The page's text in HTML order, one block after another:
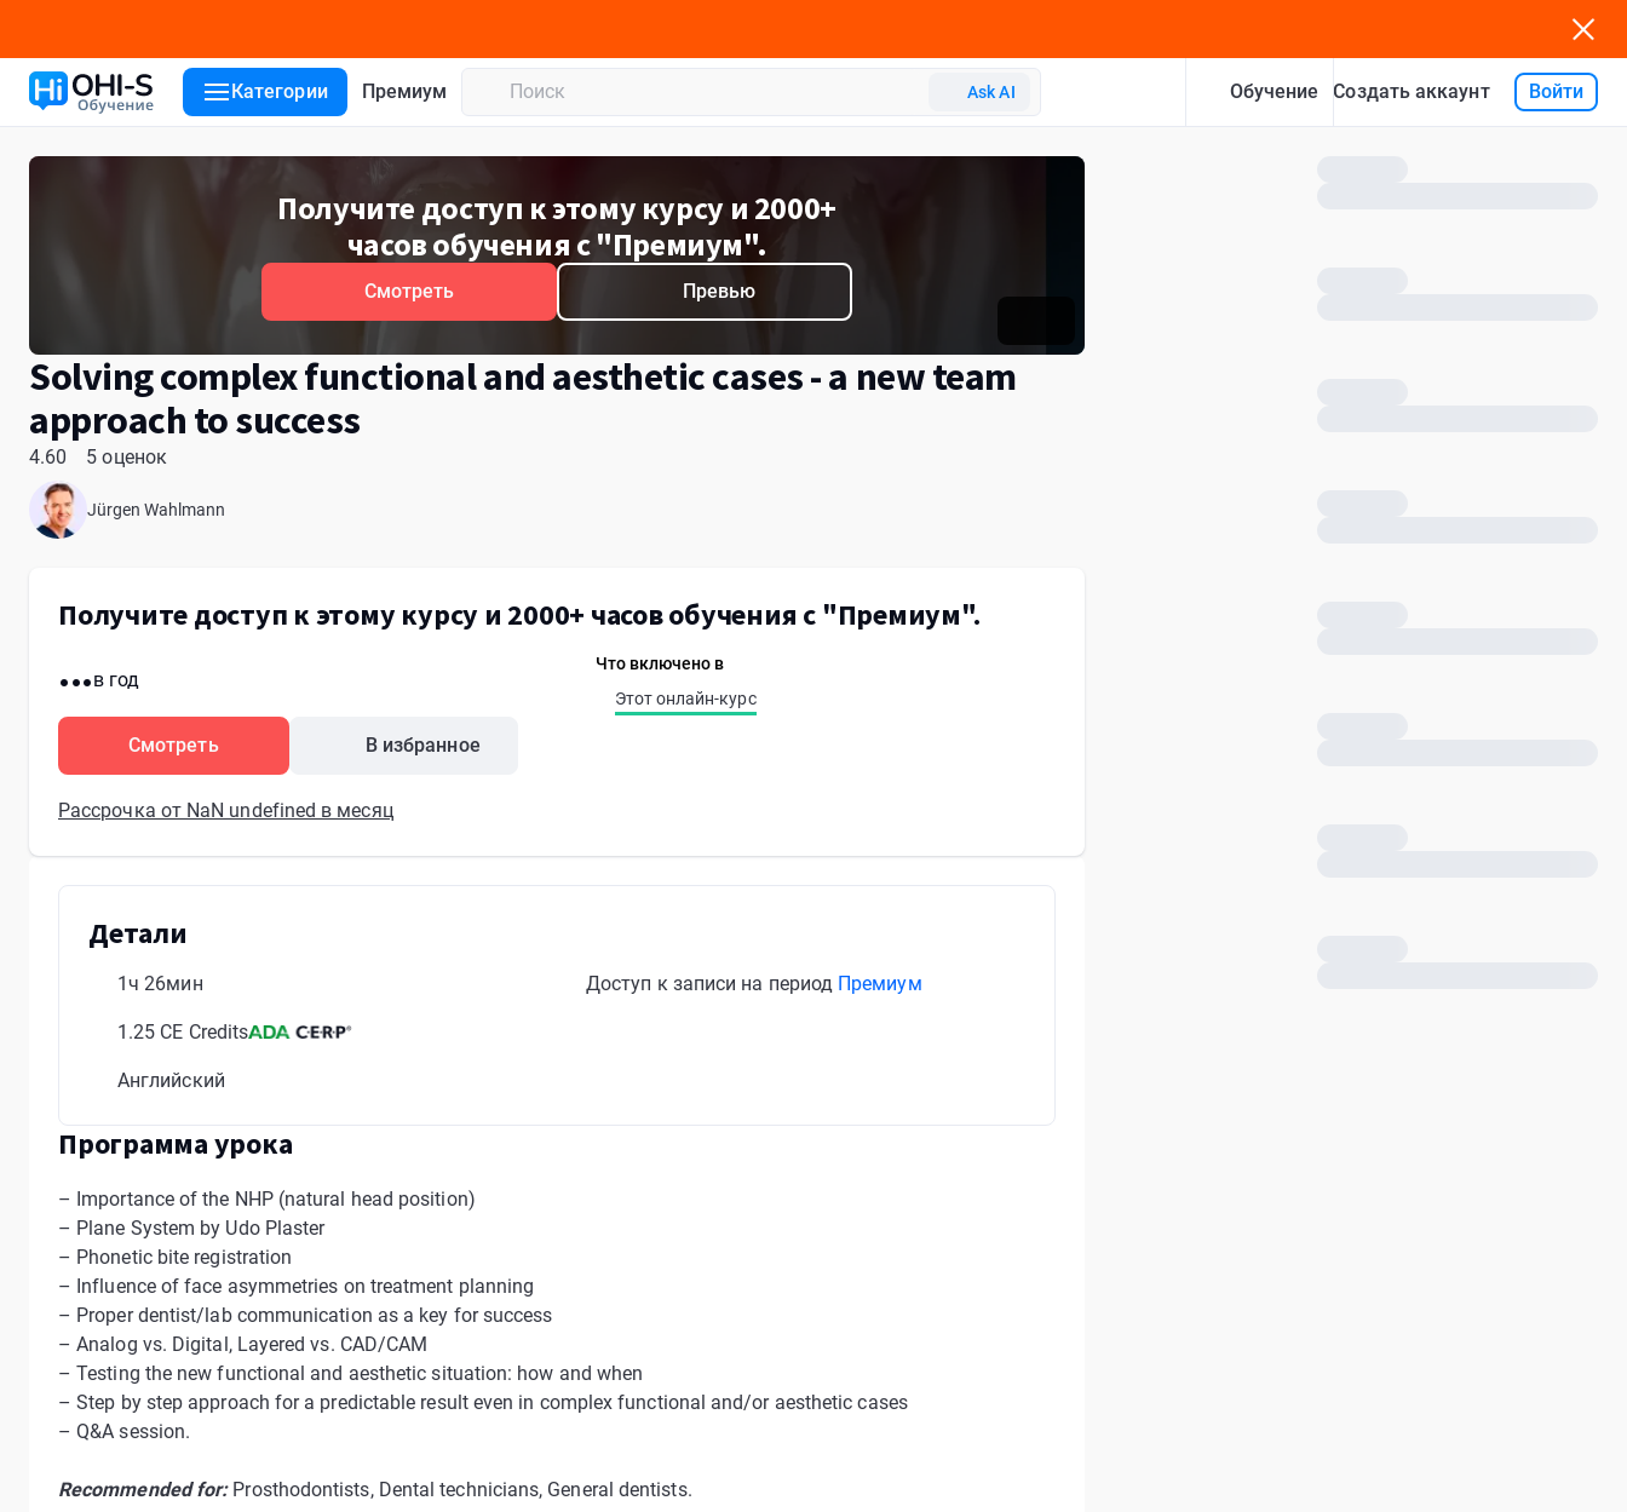
Категории Премиум Ask AI Обучение Создать аккаунт Войти
Получите доступ к этому курсу и 2000+
часов обучения с "Премиум".
Смотреть Превью
Solving complex functional and aesthetic cases - a new team
approach to success
4.60 5 оценок
Jürgen Wahlmann
Получите доступ к этому курсу и 2000+ часов обучения с "Премиум".
...в год
Смотреть В избранное
Рассрочка от NaN undefined в месяц
Что включено в
Этот онлайн-курс
Детали
1ч 26мин
1.25 CE Credits
Английский
Доступ к записи на период Премиум
Программа урока
– Importance of the NHP (natural head position)
– Plane System by Udo Plaster
– Phonetic bite registration
– Influence of face asymmetries on treatment planning
– Proper dentist/lab communication as a key for success
– Analog vs. Digital, Layered vs. CAD/CAM
– Testing the new functional and aesthetic situation: how and when
– Step by step approach for a predictable result even in complex functional and/or aesthetic cases
– Q&A session.
Recommended for:Prosthodontists, Dental technicians, General dentists.